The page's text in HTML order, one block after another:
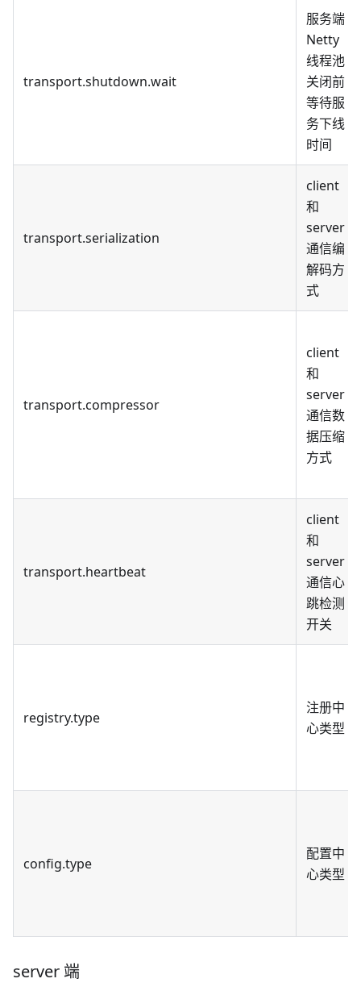
transport.shutdown.wait
服务端
Netty
线程池
关闭前
等待服
务下线
时间
transport.serialization
client
和
server
通信编
解码方
式
transport.compressor
client
和
server
通信数
据压缩
方式
transport.heartbeat
client
和
server
通信心
跳检测
开关
registry.type
注册中
心类型
config.type
配置中
心类型
server 端